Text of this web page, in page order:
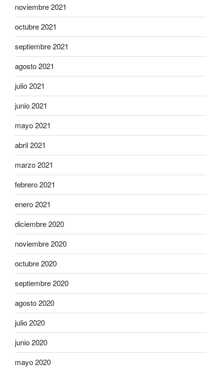
noviembre 2021
octubre 2021
septiembre 2021
agosto 2021
julio 2021
junio 2021
mayo 2021
abril 2021
marzo 2021
febrero 2021
enero 2021
diciembre 2020
noviembre 2020
octubre 2020
septiembre 2020
agosto 2020
julio 2020
junio 2020
mayo 2020